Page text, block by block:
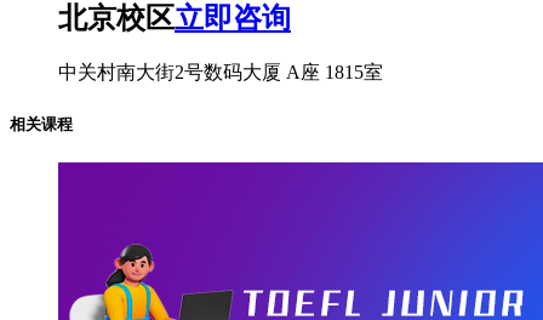
北京校区立即咨询
中关村南大街2号数码大厦 A座 1815室
相关课程